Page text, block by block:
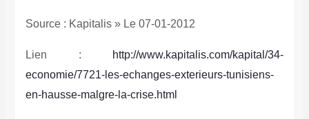
Source : Kapitalis » Le 07-01-2012
Lien : http://www.kapitalis.com/kapital/34-
economie/7721-les-echanges-exterieurs-tunisiens-
en-hausse-malgre-la-crise.html